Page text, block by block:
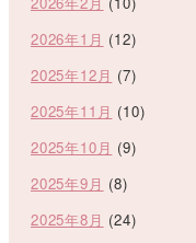
2026年1月 (12)
2025年12月 (7)
2025年11月 (10)
2025年10月 (9)
2025年9月 (8)
2025年8月 (24)